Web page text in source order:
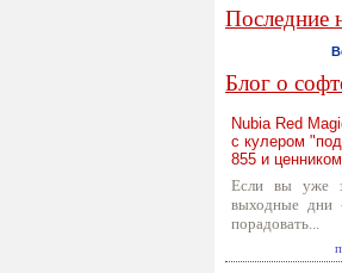
Последние
Блог о
Nubia Red
с кулером
855 и
Если вы уже
выходные дни
порадовать...